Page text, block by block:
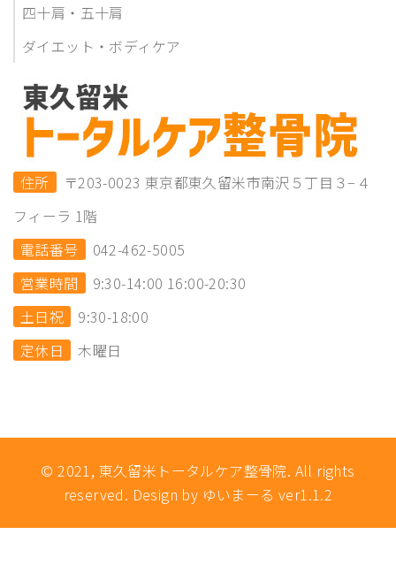
四十肩・五十肩
ダイエット・ボディケア
住所
〒203-0023 東京都東久留米市南沢５丁目３−４
フィーラ 1階
電話番号
042-462-5005
営業時間
9:30-14:00 16:00-20:30
土日祝
9:30-18:00
定休日
木曜日
© 2021, 東久留米トータルケア整骨院. All rights
reserved. Design by ゆいまーる ver1.1.2